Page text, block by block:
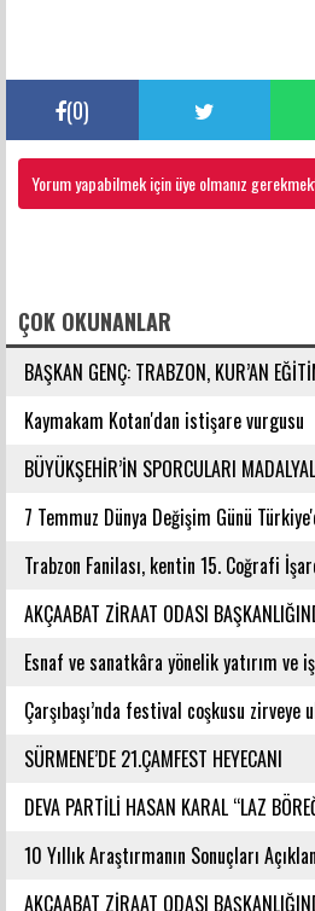
(0)
Yorum yapabilmek için üye olmanız
ÇOK OKUNANLAR
BAŞKAN GENÇ: TRABZON, KUR’AN
GELEN ŞEHİRLERİNDENDİR
Kaymakam Kotan'dan istişare vurgusu
BÜYÜKŞEHİR’İN SPORCULARI
7 Temmuz Dünya Değişim Günü
Trabzon Fanilası, kentin 15. Coğrafi
AKÇAABAT ZİRAAT ODASI
AĞUSTOS AYI İÇİN UYARI!
Esnaf ve sanatkâra yönelik yatırım
artırıldı
Çarşıbaşı’nda festival coşkusu zirveye
SÜRMENE’DE 21.ÇAMFEST HEYECANI
DEVA PARTİLİ HASAN KARAL “LAZ
KİMLİĞİ DEĞİŞTİRİLEMEZ”
10 Yıllık Araştırmanın Sonuçları
Rakım Belirlendi
AKÇAABAT ZİRAAT ODASI